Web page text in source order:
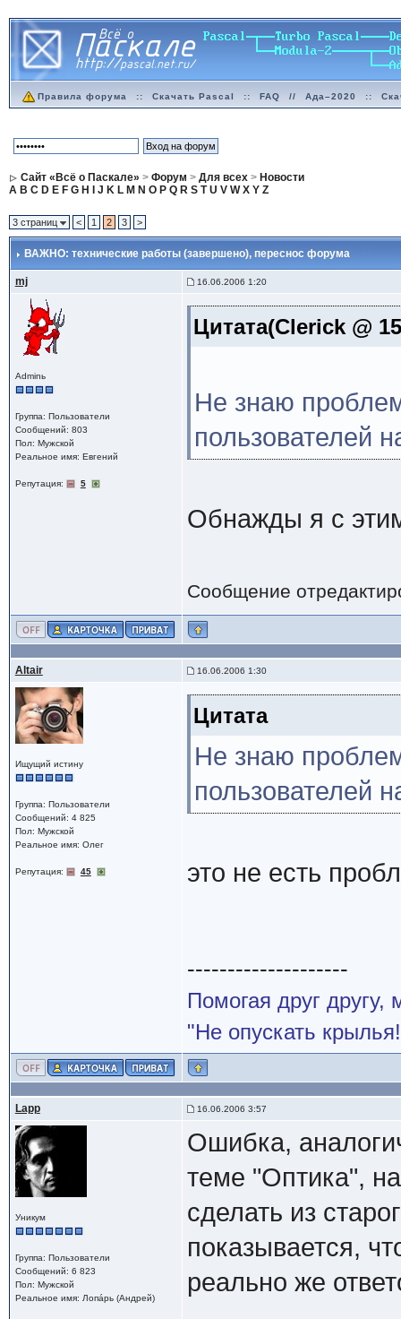
Правила форума :: Скачать Pascal :: FAQ // Ада–2020 ::
Сайт «Всё о Паскале» > Форум > Для всех> Новости
A B C D E F G H J K L M N O P Q R S T U V W X Y Z
3 страниц < 1 2 3 >
ВАЖНО: технические работы (завершено), переснос форума
mj 16.06.2006 1:20
Adminь
Группа: Пользователи
Сообщений: 803
Пол: Мужской
Реальное имя: Евгений
Репутация: 5
Цитата(Clerick @
Не знаю
пользователей
Обнажды я с
Сообщение
Altair 16.06.2006 1:30
Ищущий истину
Группа: Пользователи
Сообщений: 4 825
Пол: Мужской
Реальное имя: Олег
Репутация: 45
Цитата
Не знаю
пользователей
это не есть
--------------------
Помогая друг
"Не опускать
Lapp 16.06.2006 3:57
Уникум
Группа: Пользователи
Сообщений: 6 823
Пол: Мужской
Реальное имя: Лопáрь (Андрей)
Ошибка,
теме "Оптика",
сделать из
показывается,
реально же